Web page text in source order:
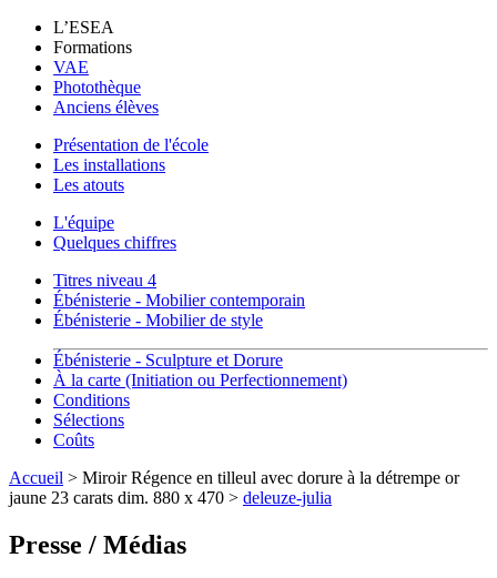
L’ESEA
Formations
VAE
Photothèque
Anciens élèves
Présentation de l'école
Les installations
Les atouts
L'équipe
Quelques chiffres
Titres niveau 4
Ébénisterie - Mobilier contemporain
Ébénisterie - Mobilier de style
Ébénisterie - Sculpture et Dorure
À la carte (Initiation ou Perfectionnement)
Conditions
Sélections
Coûts
Accueil > Miroir Régence en tilleul avec dorure à la détrempe or
jaune 23 carats dim. 880 x 470 > deleuze-julia
Presse / Médias